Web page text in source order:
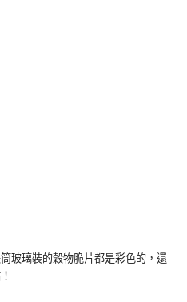
玻璃裝的穀物脆片都是彩色的，還